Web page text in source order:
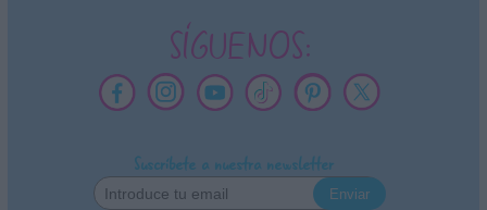
SÍGUENOS:
Suscríbete a nuestra newsletter